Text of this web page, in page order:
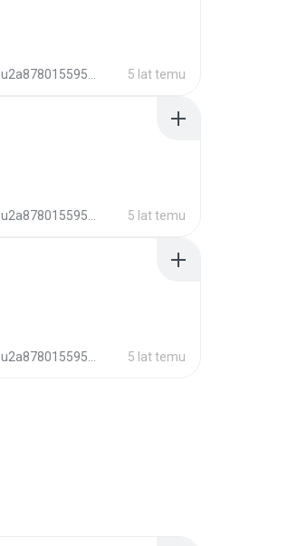
u2a878015595b6c01262c0b2e7fa62d35 5 lat temu
u2a878015595b6c01262c0b2e7fa62d35 5 lat temu
u2a878015595b6c01262c0b2e7fa62d35 5 lat temu